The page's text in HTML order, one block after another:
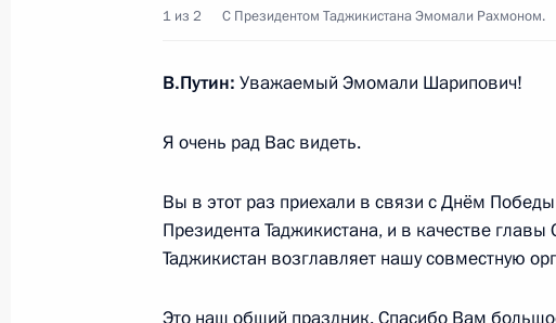
Заседание Российского организационного
Возложение венка к Могиле Неизвестного
1 из 2 C Президентом Таджикистана Эмомали Рахмоном.
В.Путин: Уважаемый Эмомали Шарипович!
Я очень рад Вас видеть.
Вы в этот раз приехали в связи с Днём
Президента Таджикистана, и в качестве
Таджикистан возглавляет нашу совместную
Это наш общий праздник. Спасибо Вам